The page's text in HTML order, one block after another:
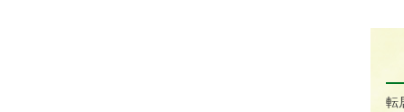
転